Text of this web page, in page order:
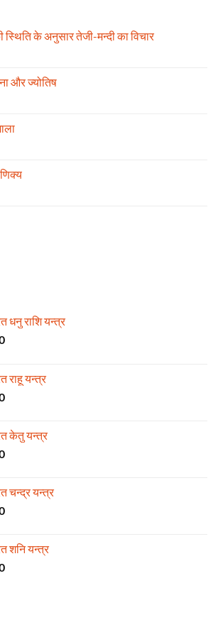
स्थिति के अनुसार तेजी-मन्दी का विचार
और ज्योतिष
धनु राशि यन्त्र
राहू यन्त्र
केतु यन्त्र
चन्द्र यन्त्र
शनि यन्त्र